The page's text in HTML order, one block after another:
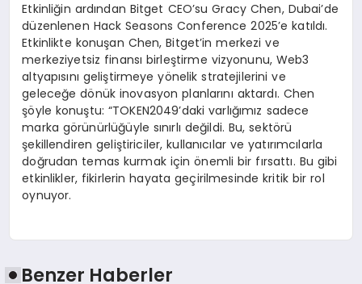
Etkinliğin ardından Bitget CEO’su Gracy Chen, Dubai’de
düzenlenen Hack Seasons Conference 2025’e katıldı.
Etkinlikte konuşan Chen, Bitget’in merkezi ve
merkeziyetsiz finansı birleştirme vizyonunu, Web3
altyapısını geliştirmeye yönelik stratejilerini ve
geleceğe dönük inovasyon planlarını aktardı. Chen
şöyle konuştu: “TOKEN2049’daki varlığımız sadece
marka görünürlüğüyle sınırlı değildi. Bu, sektörü
şekillendiren geliştiriciler, kullanıcılar ve yatırımcılarla
doğrudan temas kurmak için önemli bir fırsattı. Bu gibi
etkinlikler, fikirlerin hayata geçirilmesinde kritik bir rol
oynuyor.
Benzer Haberler